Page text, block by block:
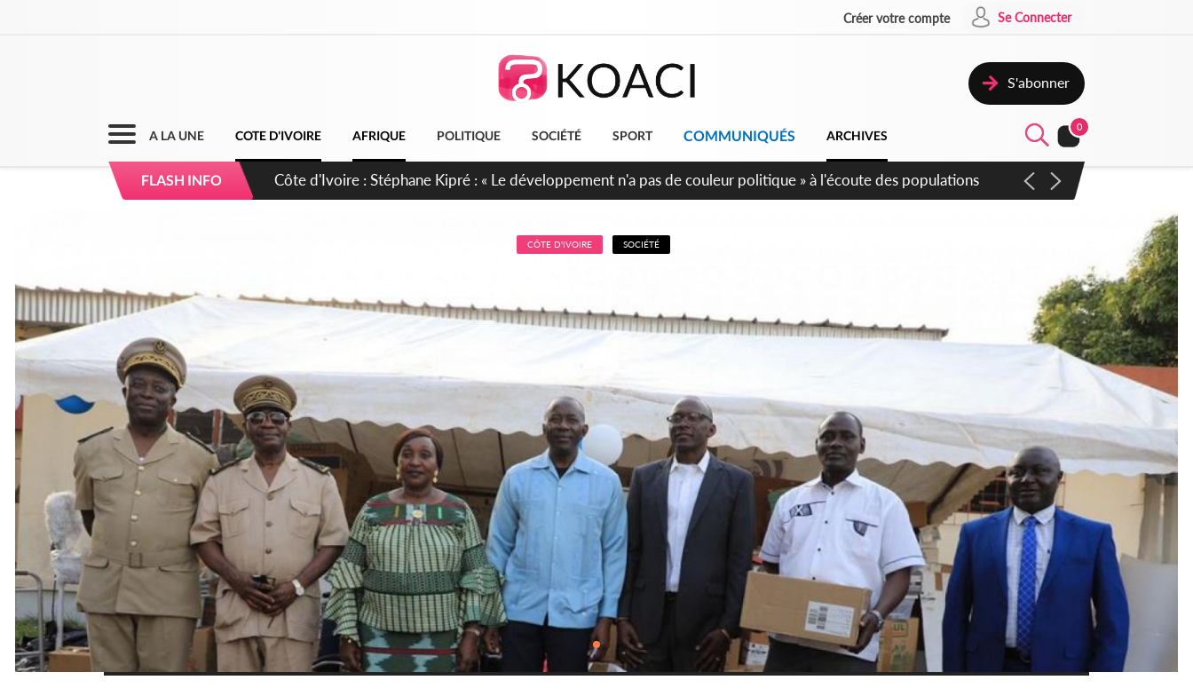
Créer votre compte Se Connecter
S'abonner
A LA UNE COTE D'IVOIRE AFRIQUE POLITIQUE SOCIÉTÉ SPORT COMMUNIQUÉS ARCHIVES
0
FLASH INFO Mali : Les FAMa accueillent 254 anciens combattants issus de groupes armés
CÔTE D'IVOIRE SOCIÉTÉ